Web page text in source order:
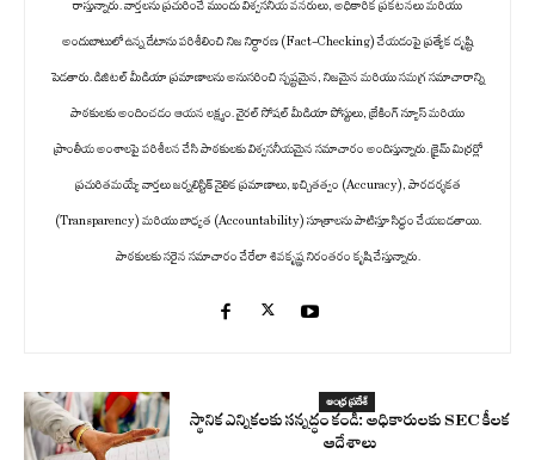
రాస్తున్నారు. వార్తలను ప్రచురించే ముందు విశ్వసనీయ వనరులు, అధికారిక ప్రకటనలు మరియు
అందుబాటులో ఉన్న డేటాను పరిశీలించి నిజ నిర్ధారణ (Fact-Checking) చేయడంపై ప్రత్యేక దృష్టి
పెడతారు. డిజిటల్ మీడియా ప్రమాణాలను అనుసరించి స్పష్టమైన, నిజమైన మరియు సమగ్ర సమాచారాన్ని
పాఠకులకు అందించడం ఆయన లక్ష్యం. వైరల్ సోషల్ మీడియా పోస్టులు, బ్రేకింగ్ న్యూస్ మరియు
ప్రాంతీయ అంశాలపై పరిశీలన చేసి పాఠకులకు విశ్వసనీయమైన సమాచారం అందిస్తున్నారు. క్రైమ్ మిర్రర్లో
ప్రచురితమయ్యే వార్తలు జర్నలిస్టిక్ నైతిక ప్రమాణాలు, ఖచ్చితత్వం (Accuracy), పారదర్శకత
(Transparency) మరియు బాధ్యత (Accountability) సూత్రాలను పాటిస్తూ సిద్ధం చేయబడతాయి.
పాఠకులకు సరైన సమాచారం చేరేలా శివకృష్ణ నిరంతరం కృషి చేస్తున్నారు.
ఆంధ్ర ప్రదేశ్
స్థానిక ఎన్నికలకు సన్నద్ధం కండి: అధికారులకు SEC కీలక
ఆదేశాలు